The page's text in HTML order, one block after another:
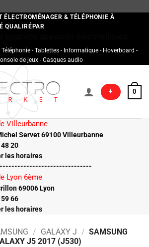
ÉLECTROMÉNAGER & TÉLÉPHONIE À
QUALIRÉPAR
- Tablettes - Informatique - Hoverboard -
de jeux - Casques audio
+ 0
Villeurbanne
Servet 69100 Villeurbanne
20
les horaires
Lyon 6ème
69006 Lyon
66
les horaires
/ GALAXY J / SAMSUNG
J5 2017 (J530)